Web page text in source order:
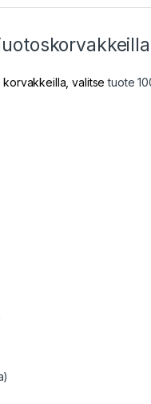
korvakkeilla, valitsetuote